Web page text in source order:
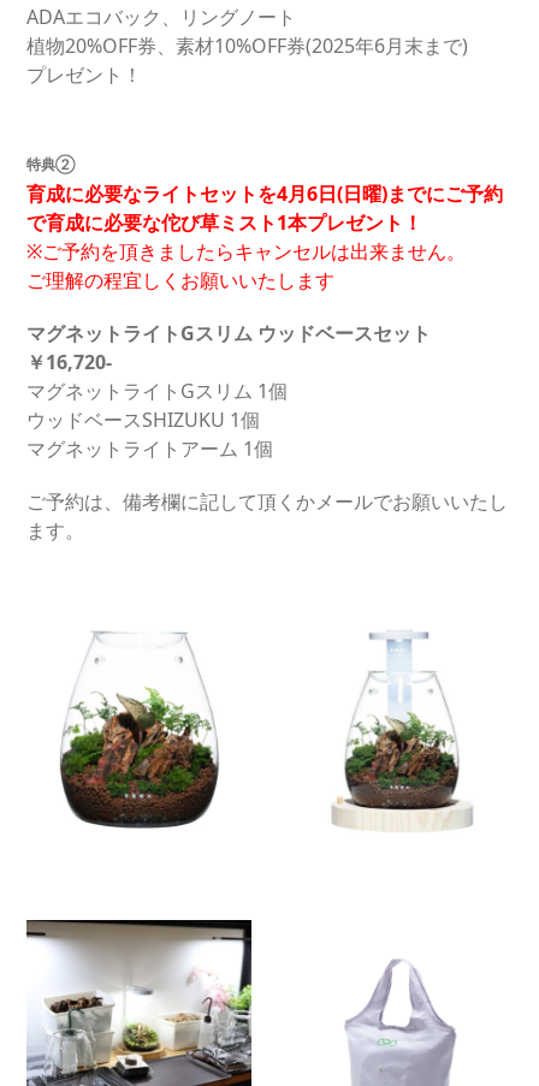
ADAエコバック、リングノート
植物20%OFF券、素材10%OFF券(2025年6月末まで)
プレゼント！
特典②
育成に必要なライトセットを4月6日(日曜)までにご予約
で育成に必要な佗び草ミスト1本プレゼント！
※ご予約を頂きましたらキャンセルは出来ません。
ご理解の程宜しくお願いいたします
マグネットライトGスリム ウッドベースセット
￥16,720-
マグネットライトGスリム 1個
ウッドベースSHIZUKU 1個
マグネットライトアーム 1個
ご予約は、備考欄に記して頂くかメールでお願いいたし
ます。